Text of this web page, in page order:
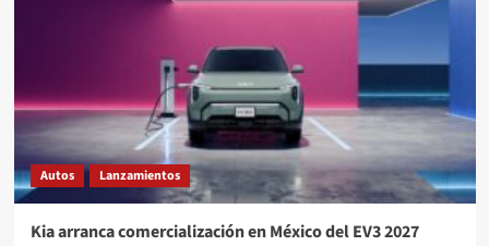
Autos Lanzamientos
Kia arranca comercialización en México del EV3 2027